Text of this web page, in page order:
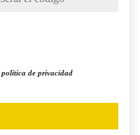
política de privacidad